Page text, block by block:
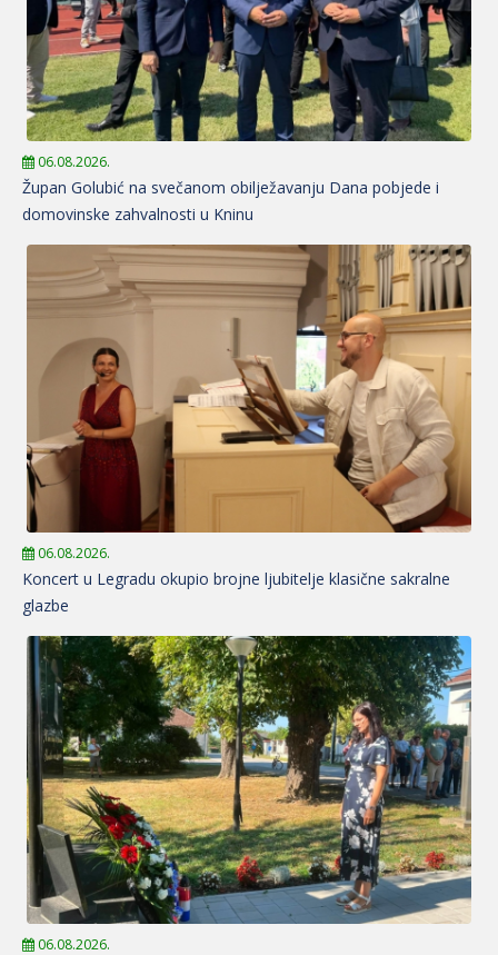
06.08.2026.
Župan Golubić na svečanom obilježavanju Dana pobjede i
domovinske zahvalnosti u Kninu
06.08.2026.
Koncert u Legradu okupio brojne ljubitelje klasične sakralne
glazbe
06.08.2026.